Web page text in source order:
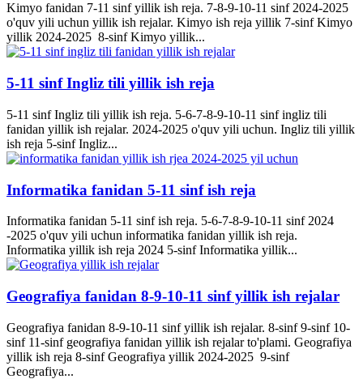
Kimyo fanidan 7-11 sinf yillik ish reja. 7-8-9-10-11 sinf 2024-2025
o'quv yili uchun yillik ish rejalar. Kimyo ish reja yillik 7-sinf Kimyo
yillik 2024-2025 8-sinf Kimyo yillik...
5-11 sinf Ingliz tili yillik ish reja
5-11 sinf Ingliz tili yillik ish reja. 5-6-7-8-9-10-11 sinf ingliz tili
fanidan yillik ish rejalar. 2024-2025 o'quv yili uchun. Ingliz tili yillik
ish reja 5-sinf Ingliz...
Informatika fanidan 5-11 sinf ish reja
Informatika fanidan 5-11 sinf ish reja. 5-6-7-8-9-10-11 sinf 2024
-2025 o'quv yili uchun informatika fanidan yillik ish reja.
Informatika yillik ish reja 2024 5-sinf Informatika yillik...
Geografiya fanidan 8-9-10-11 sinf yillik ish rejalar
Geografiya fanidan 8-9-10-11 sinf yillik ish rejalar. 8-sinf 9-sinf 10-
sinf 11-sinf geografiya fanidan yillik ish rejalar to'plami. Geografiya
yillik ish reja 8-sinf Geografiya yillik 2024-2025 9-sinf
Geografiya...